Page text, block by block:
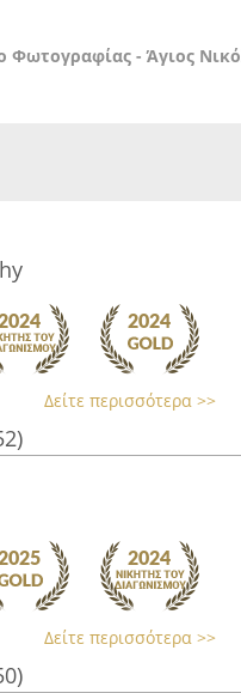
Φωτογραφίας - Άγιος
Δείτε περισσότερα >>
Δείτε περισσότερα >>